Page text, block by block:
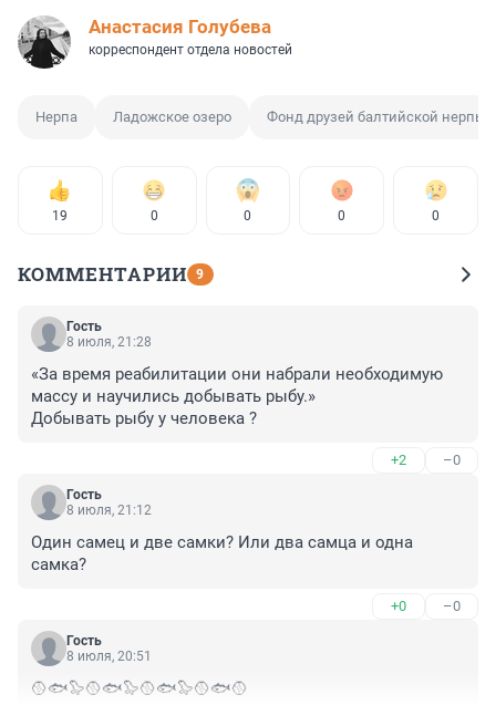
Анастасия Голубева
корреспондент отдела новостей
Нерпа Ладожское озеро Фонд друзей балтийской нерпы
19 0 0 0 0
КОММЕНТАРИИ 9
Гость
8 июля, 21:28
«За время реабилитации они набрали необходимую
массу и научились добывать рыбу.»
Добывать рыбу у человека ?
+2 –0
Гость
8 июля, 21:12
Один самец и две самки? Или два самца и одна
самка?
+0 –0
Гость
8 июля, 20:51
🥎🐟🦭🥎🐟🦭🥎🐟🦭🥎🐟🥎